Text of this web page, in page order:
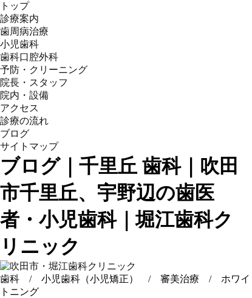
トップ
診療案内
歯周病治療
小児歯科
歯科口腔外科
予防・クリーニング
院長・スタッフ
院内・設備
アクセス
診療の流れ
ブログ
サイトマップ
ブログ｜千里丘 歯科｜吹田
市千里丘、宇野辺の歯医
者・小児歯科｜堀江歯科ク
リニック
歯科 / 小児歯科（小児矯正） / 審美治療 / ホワイ
トニング